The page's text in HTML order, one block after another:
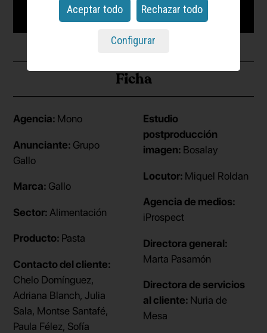
Pastas Gallo - Aquí estamos hechos de esta
pasta - Julio 2025
Ficha
Agencia: Mono
Anunciante: Grupo
Gallo
Marca: Gallo
Sector: Alimentación
Producto: Pasta
Contacto del cliente:
Chelo Domínguez,
Adriana Blanch, Julia
Sala, Montse Santafé,
Paula Félez, Sofía
Estudio
postproducción
imagen: Bosalay
Locutor: Miquel Roldan
Agencia de medios:
iProspect
Directora general:
Marta Pasamón
Directora de servicios
al cliente: Nuria de
Mesa
Aceptar todo Rechazar todo
Configurar